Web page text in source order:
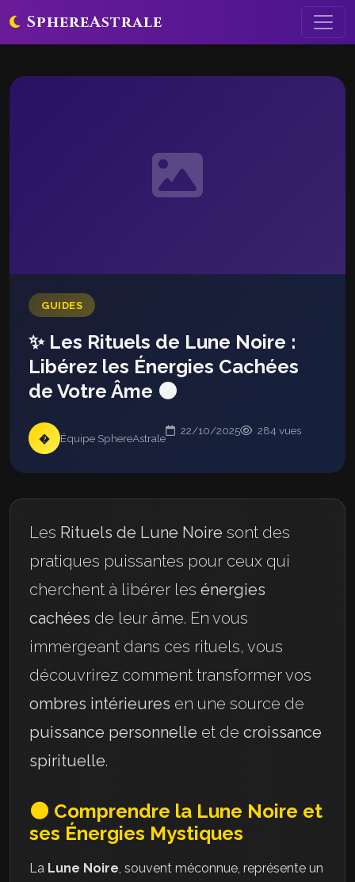
SphereAstrale
GUIDES
✨ Les Rituels de Lune Noire :
Libérez les Énergies Cachées
de Votre Âme 🌑
� Équipe SphereAstrale
22/10/2025 284 vues
Les Rituels de Lune Noire sont des
pratiques puissantes pour ceux qui
cherchent à libérer les énergies
cachées de leur âme. En vous
immergeant dans ces rituels, vous
découvrirez comment transformer vos
ombres intérieures en une source de
puissance personnelle et de croissance
spirituelle.
🌑 Comprendre la Lune Noire et
ses Énergies Mystiques
La Lune Noire, souvent méconnue, représente un